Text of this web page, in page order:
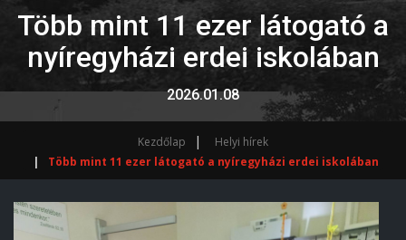
Több mint 11 ezer látogató a
nyíregyházi erdei iskolában
2026.01.08
Kezdőlap
Helyi hírek
Több mint 11 ezer látogató a nyíregyházi erdei iskolában